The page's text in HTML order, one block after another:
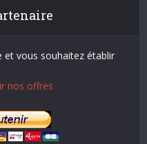
et vous souhaitez établir
nos offres